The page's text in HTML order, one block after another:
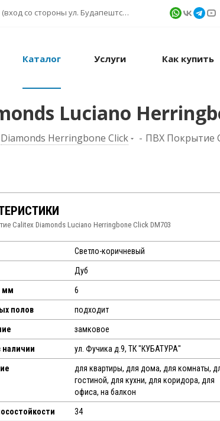
г. Санкт-Петербург, ул. Фучика д. 9, ТК "КУБАТУРА" (вход со стороны ул. Будапештской) № 1в.541
Каталог Услуги Как купить
Luciano
Diamonds Herringbone Click - ПВХ Покрытие
Calitex Diamonds Luciano Herringbone Click DM703
Светло-коричневый
Дуб
мм 6
полов подходит
замковое
наличии ул. Фучика д.9, ТК "КУБАТУРА"
для квартиры, для дома, для комнаты,
гостиной, для кухни, для коридора, для
офиса, на балкон
34